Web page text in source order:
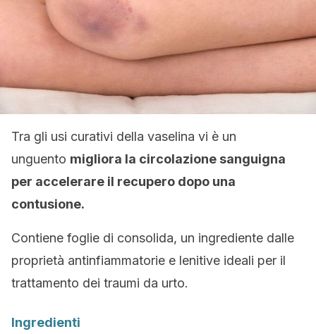
Tra gli usi curativi della vaselina vi è un
unguento migliora la circolazione sanguigna
per accelerare il recupero dopo una
contusione.
Contiene foglie di consolida, un ingrediente dalle
proprietà antinfiammatorie e lenitive ideali per il
trattamento dei traumi da urto.
Ingredienti